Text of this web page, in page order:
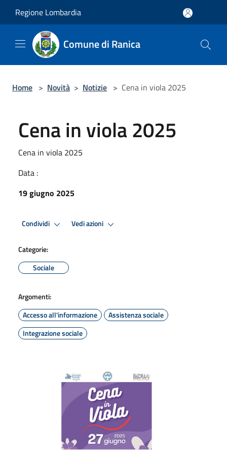
Regione Lombardia
Comune di Ranica
Home > Novità > Notizie > Cena in viola 2025
Cena in viola 2025
Cena in viola 2025
Data :
19 giugno 2025
Condividi Vedi azioni
Categorie:
Sociale
Argomenti:
Accesso all'informazione
Assistenza sociale
Integrazione sociale